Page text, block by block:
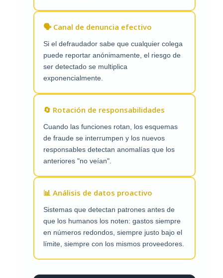
🗣️ Canal de denuncia efectivo
Si el defraudador sabe que cualquier colega
puede reportar anónimamente, el riesgo de
ser detectado se multiplica
exponencialmente.
🔄 Rotación de responsabilidades
Cuando las funciones rotan, los esquemas
de fraude se interrumpen y los nuevos
responsables detectan anomalías que los
anteriores "no veían".
📊 Análisis de datos proactivo
Sistemas que detectan patrones antes de
que los humanos los noten: gastos siempre
en números redondos, siempre justo bajo el
límite, siempre con los mismos proveedores.